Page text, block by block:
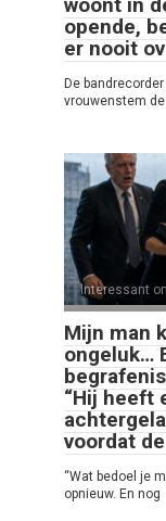
opende,
er nooit
De
vrouwenstem
Interessant
Mijn man
ongeluk…
“Hij heeft
voordat
“Wat bedoel je
opnieuw. En nog